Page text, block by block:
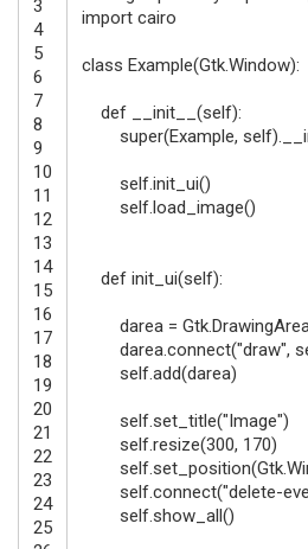
3
4
5
6
7
8
9
10
11
12
13
14
15
16
17
18
19
20
21
22
23
24
25
import cairo
class Example(Gtk.Window):
def __init__ (self):
super(Example, self).
self.init_ui()
self. load_image()
def init_ui(self):
darea = Gtk.
darea.connect("draw",
self.add(darea)
self.set_title("Image")
self.resize(300, 170)
self.set_position(Gtk.
self.connect("delete-
self.show_all ()